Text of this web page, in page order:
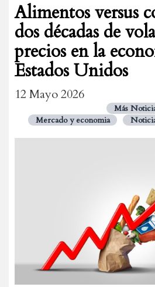
Alimentos versus
dos décadas de
precios en la
Estados Unidos
12 Mayo 2026
Más
Mercado y economia